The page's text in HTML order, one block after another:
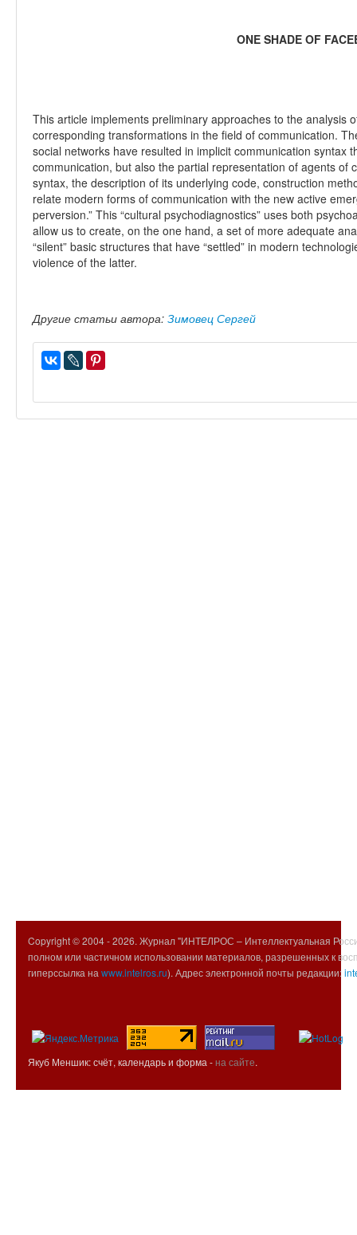
ONE SHADE OF
This article implements preliminary approaches to the analysis
corresponding transformations in the field of communication.
social networks have resulted in implicit communication syntax
communication, but also the partial representation of agents of
syntax, the description of its underlying code, construction
relate modern forms of communication with the new active
perversion.” This “cultural psychodiagnostics” uses both
allow us to create, on the one hand, a set of more adequate
“silent” basic structures that have “settled” in modern
violence of the latter.
Другие статьи автора: Зимовец Сергей
Copyright © 2004 -2026. Журнал "ИНТЕЛРОС – Интеллектуальная
полном или частичном использовании материалов, разрешенных к
гиперссылка на www.intelros.ru). Адрес электронной почты редакции:
Якуб Меншик: счёт, календарь и форма - на сайте.